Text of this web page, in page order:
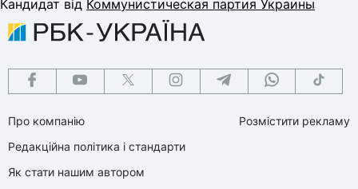
Кандидат від Коммунистическая партия Украины
Про компанію
Редакційна політика і стандарти
Як стати нашим автором
Розмістити рекламу